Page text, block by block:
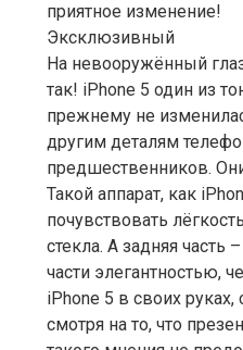
приятное изменение!
Эксклюзивный
На невооружённый
так! iPhone 5 один из
прежнему не
другим деталям
предшественников.
Такой аппарат, как
почувствовать
стекла. А задняя
части элегантностью,
iPhone 5 в своих руках,
смотря на то, что